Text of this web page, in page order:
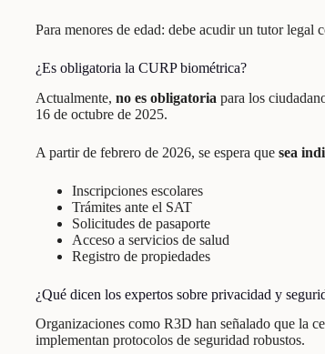
Para menores de edad: debe acudir un tutor legal
¿Es obligatoria la CURP biométrica?
Actualmente, no es obligatoria para los
16 de octubre de 2025.
A partir de febrero de 2026, se espera que sea
Inscripciones escolares
Trámites ante el SAT
Solicitudes de pasaporte
Acceso a servicios de salud
Registro de propiedades
¿Qué dicen los expertos sobre privacidad y
Organizaciones como R3D han señalado que la
implementan protocolos de seguridad robustos.